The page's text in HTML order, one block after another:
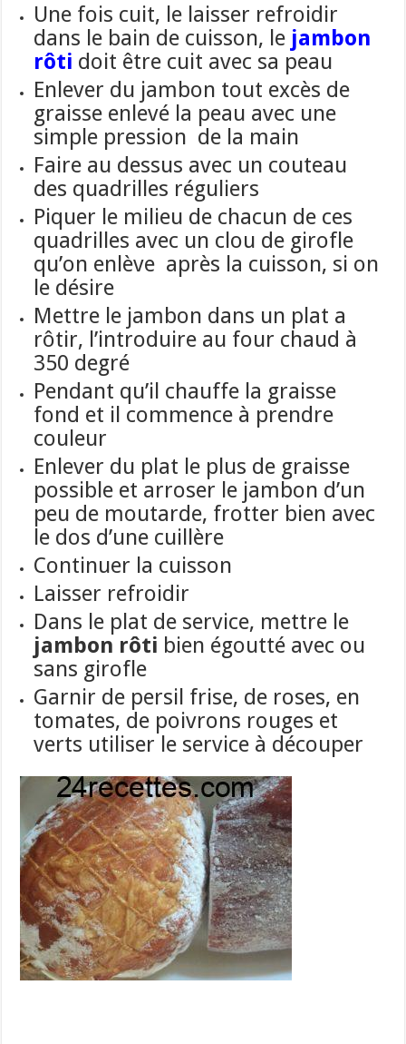
Une fois cuit, le laisser refroidir
dans le bain de cuisson, le jambon
rôti doit être cuit avec sa peau
Enlever du jambon tout excès de
graisse enlevé la peau avec une
simple pression de la main
Faire au dessus avec un couteau
des quadrilles réguliers
Piquer le milieu de chacun de ces
quadrilles avec un clou de girofle
qu’on enlève après la cuisson, si on
le désire
Mettre le jambon dans un plat a
rôtir, l’introduire au four chaud à
350 degré
Pendant qu’il chauffe la graisse
fond et il commence à prendre
couleur
Enlever du plat le plus de graisse
possible et arroser le jambon d’un
peu de moutarde, frotter bien avec
le dos d’une cuillère
Continuer la cuisson
Laisser refroidir
Dans le plat de service, mettre le
jambon rôti bien égoutté avec ou
sans girofle
Garnir de persil frise, de roses, en
tomates, de poivrons rouges et
verts utiliser le service à découper